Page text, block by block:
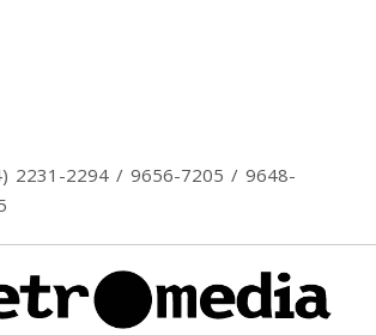
2231-2294 / 9656-7205 / 9648-